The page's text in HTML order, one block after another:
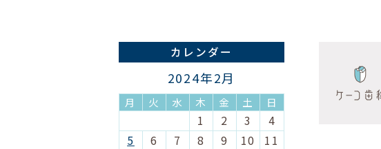
カレンダー
2024年2月
月 火 水 木 金 土 日
1 2 3
4
5
6 7 8 9 10
11